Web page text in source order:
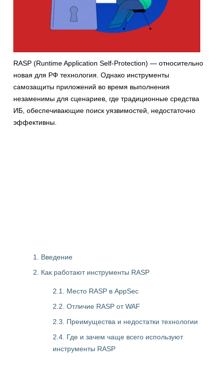
RASP (Runtime Application Self-Protection) — относительно
новая для РФ технология. Однако инструменты
самозащиты приложений во время выполнения
незаменимы для сценариев, где традиционные средства
ИБ, обеспечивающие поиск уязвимостей, недостаточно
эффективны.
1. Введение
2. Как работают инструменты RASP
2.1. Место RASP в AppSec
2.2. Отличие RASP от WAF
2.3. Преимущества и недостатки технологии
2.4. Где и зачем чаще всего используют
инструменты RASP